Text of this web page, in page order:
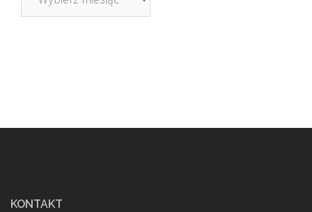
KONTAKT